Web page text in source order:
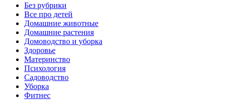
Без рубрики
Все про детей
Домашние животные
Домашние растения
Домоводство и уборка
Здоровье
Материнство
Психология
Садоводство
Уборка
Фитнес